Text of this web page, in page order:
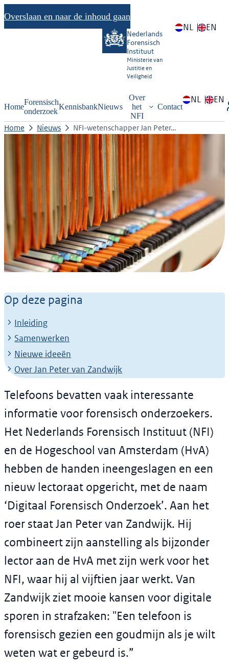
Overslaan en naar de inhoud gaan
NL EN
Nederlands
Forensisch
Instituut
Ministerie van
Justitie en
Veiligheid
Home
Forensisch
onderzoek
KennisbankNieuws
Over
het
NFI
Contact
NL EN
Home Nieuws NFI-wetenschapper Jan Peter…
NFI-wetenschapper Jan
Peter van Zandwijk
benoemd tot bijzonder
lector Digitaal Forensisch
Onderzoek aan de HvA
16 januari 2025
Wetenschap en innovatie
Op deze pagina
Inleiding
Samenwerken
Nieuwe ideeën
Over Jan Peter van Zandwijk
Telefoons bevatten vaak interessante
informatie voor forensisch onderzoekers.
Het Nederlands Forensisch Instituut (NFI)
en de Hogeschool van Amsterdam (HvA)
hebben de handen ineengeslagen en een
nieuw lectoraat opgericht, met de naam
‘Digitaal Forensisch Onderzoek’. Aan het
roer staat Jan Peter van Zandwijk. Hij
combineert zijn aanstelling als bijzonder
lector aan de HvA met zijn werk voor het
NFI, waar hij al vijftien jaar werkt. Van
Zandwijk ziet mooie kansen voor digitale
sporen in strafzaken: "Een telefoon is
forensisch gezien een goudmijn als je wilt
weten wat er gebeurd is.”